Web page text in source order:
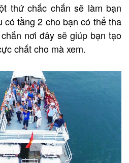
thứ chắc chắn sẽ làm bạn
tầng 2 cho bạn có thể tha
nơi đây sẽ giúp bạn tạo
chất cho mà xem.